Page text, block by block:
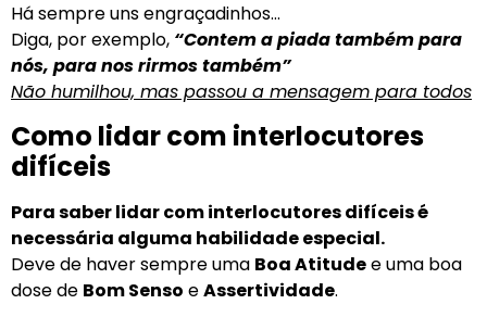
Há sempre uns engraçadinhos…
Diga, por exemplo, “Contem a piada também para
nós, para nos rirmos também”
Não humilhou, mas passou a mensagem para todos
Como lidar com interlocutores
difíceis
Para saber lidar com interlocutores difíceis é
necessária alguma habilidade especial.
Deve de haver sempre uma Boa Atitudee uma boa
dose de Bom Senso eAssertividade.